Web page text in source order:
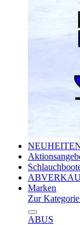
Marken
Zur
ABUS